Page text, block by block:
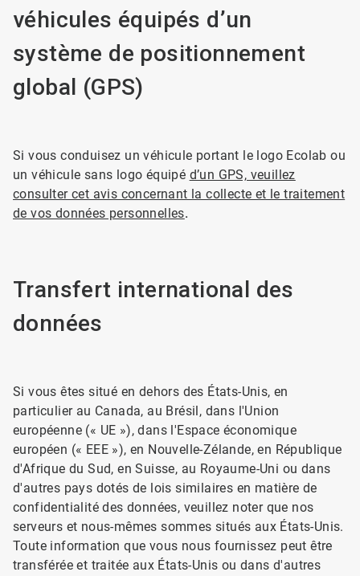
véhicules équipés d’un
système de positionnement
global (GPS)
Si vous conduisez un véhicule portant le logo Ecolab ou
un véhicule sans logo équipé d’un GPS, veuillez
consulter cet avis concernant la collecte et le traitement
de vos données personnelles.
Transfert international des
données
Si vous êtes situé en dehors des États-Unis, en
particulier au Canada, au Brésil, dans l'Union
européenne (« UE »), dans l'Espace économique
européen (« EEE »), en Nouvelle-Zélande, en République
d'Afrique du Sud, en Suisse, au Royaume-Uni ou dans
d'autres pays dotés de lois similaires en matière de
confidentialité des données, veuillez noter que nos
serveurs et nous-mêmes sommes situés aux États-Unis.
Toute information que vous nous fournissez peut être
transférée et traitée aux États-Unis ou dans d'autres